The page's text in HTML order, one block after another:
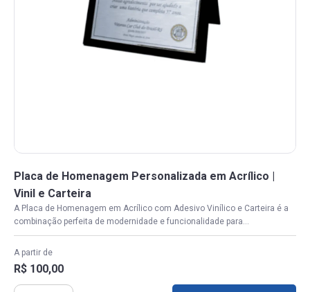
Placa de Homenagem Personalizada em Acrílico |
Vinil e Carteira
A Placa de Homenagem em Acrílico com Adesivo Vinílico e Carteira é a
combinação perfeita de modernidade e funcionalidade para...
A partir de
R$ 100,00